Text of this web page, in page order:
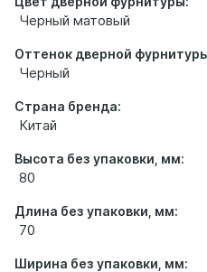
Черный матовый
Оттенок дверной
Черный
Страна бренда:
Китай
Высота без упаковки, мм:
80
Длина без упаковки, мм:
70
Ширина без упаковки, мм: